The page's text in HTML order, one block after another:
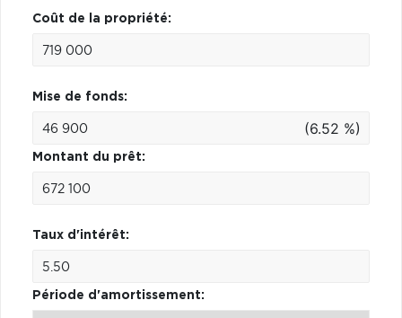
Coût de la propriété:
Mise de fonds:
(6.52 %)
Montant du prêt:
Taux d'intérêt:
Période d'amortissement: